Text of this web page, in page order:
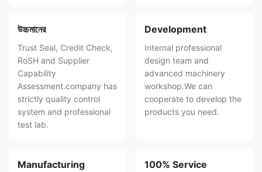
উচ্চমানের
Trust Seal, Credit Check,
RoSH and Supplier
Capability
Assessment.company has
strictly quality control
system and professional
test lab.
Development
Internal professional
design team and
advanced machinery
workshop.We can
cooperate to develop the
products you need.
Manufacturing 100% Service